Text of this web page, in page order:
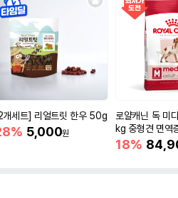
개세트] 리얼트릿 한우 50g
5,000원
로얄캐닌 독 미
kg 중형견 면역
18%